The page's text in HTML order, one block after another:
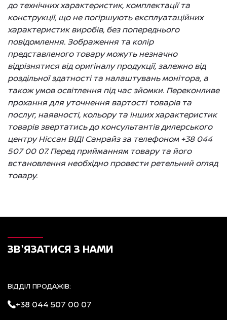
до технічних характеристик, комплектації та
конструкції, що не погіршують експлуатаційних
характеристик виробів, без попереднього
повідомлення. Зображення та колір
представленого товару можуть незначно
відрізнятися від оригіналу продукції, залежно від
роздільної здатності та налаштувань монітора, а
також умов освітлення під час зйомки. Переконливе
прохання для уточнення вартості товарів та
послуг, наявності, кольору та інших характеристик
товарів звертатись до консультантів дилерського
центру Ніссан ВІДІ Санрайз за телефоном +38 044
507 00 07. Перед прийманням товару та його
встановлення необхідно провести ретельний огляд
товару.
ЗВ'ЯЗАТИСЯ З НАМИ
ВІДДІЛ ПРОДАЖІВ:
+38 044 507 00 07